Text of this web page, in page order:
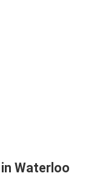
Waterloo